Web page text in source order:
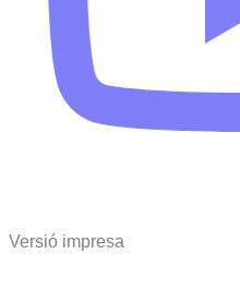
Versió impresa